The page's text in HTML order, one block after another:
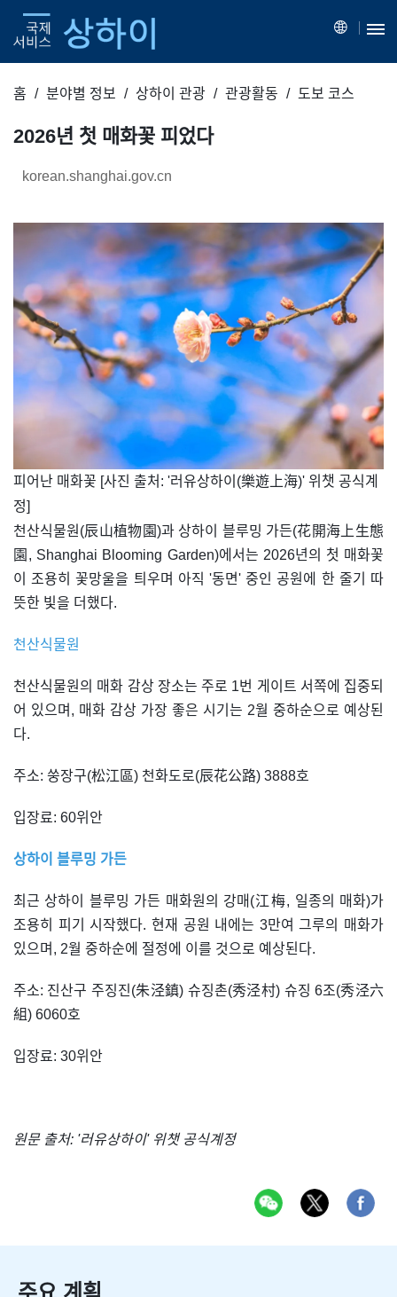
홈 분야별 정보 상하이 관광 관광활동 도보 코스
2026년 첫 매화꽃 피었다
korean.shanghai.gov.cn
​피어난 매화꽃 [사진 출처: '러유상하이(樂遊上海)' 위챗 공식계
정]
천산식물원(辰山植物園)과 상하이 블루밍 가든(花開海上生態
園, Shanghai Blooming Garden)에서는 2026년의 첫 매화꽃
이 조용히 꽃망울을 틔우며 아직 '동면' 중인 공원에 한 줄기 따
뜻한 빛을 더했다.
천산식물원
천산식물원의 매화 감상 장소는 주로 1번 게이트 서쪽에 집중되
어 있으며, 매화 감상 가장 좋은 시기는 2월 중하순으로 예상된
다.
주소: 쑹장구(松江區) 천화도로(辰花公路) 3888호
입장료: 60위안
상하이 블루밍 가든
최근 상하이 블루밍 가든 매화원의 강매(江梅, 일종의 매화)가
조용히 피기 시작했다. 현재 공원 내에는 3만여 그루의 매화가
있으며, 2월 중하순에 절정에 이를 것으로 예상된다.
주소: 진산구 주징진(朱泾鎮) 슈징촌(秀泾村) 슈징 6조(秀泾六
組) 6060호
입장료: 30위안
원문 출처: '러유상하이' 위챗 공식계정